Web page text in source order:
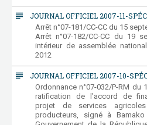
subject JOURNAL OFFICIEL 2007-11-
Arrêt n°07-181/CC-CC du 15
Arrêt n°07-182/CC-CC du 19
intérieur de assemblée
2012
subject JOURNAL OFFICIEL 2007-10-
Ordonnance n°07-032/P-RM du
ratification de l’accord de
projet de services
producteurs, signé à